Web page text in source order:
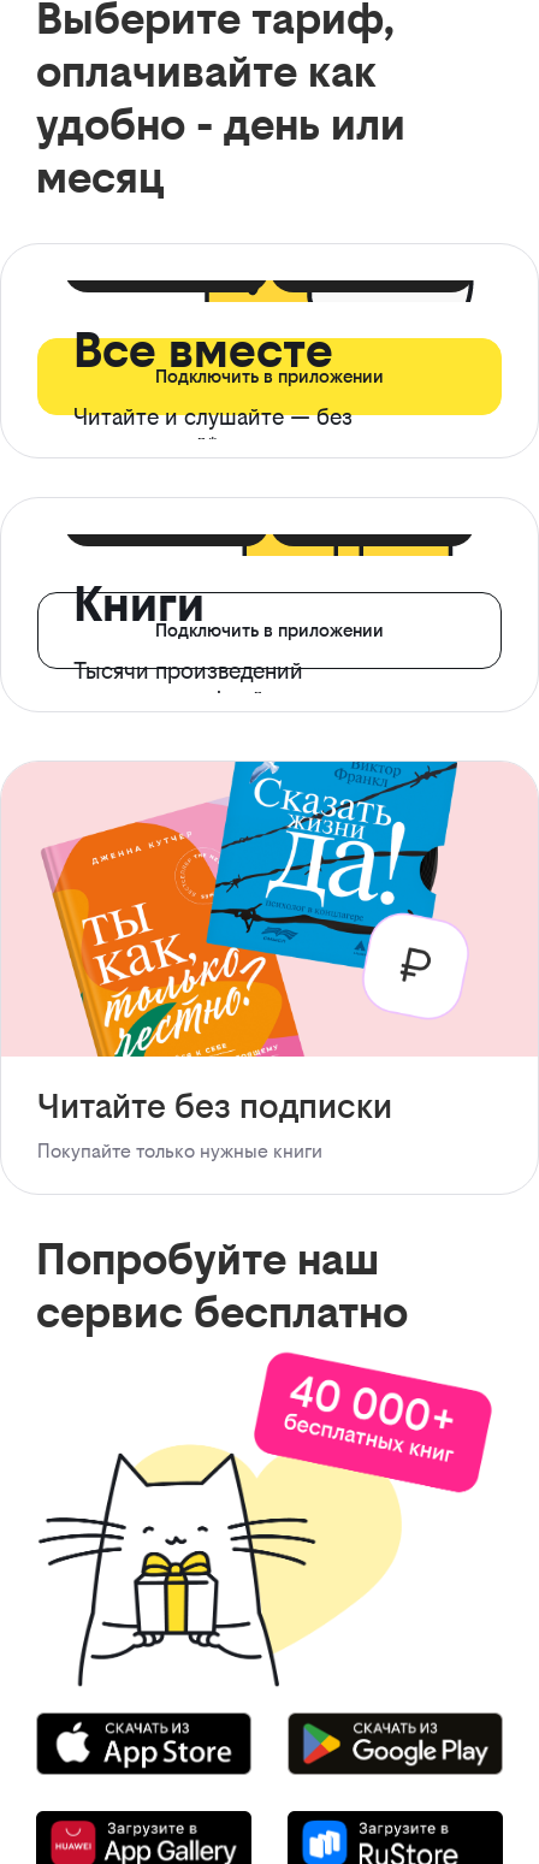
Выберите тариф,
оплачивайте как
удобно - день или
месяц
Все вместе
Читайте и слушайте — без
ограничений*
Подключить в приложении
Книги
Тысячи произведений
с доступом офлайн
Подключить в приложении
Читайте без подписки
Покупайте только нужные книги
Попробуйте наш
сервис бесплатно